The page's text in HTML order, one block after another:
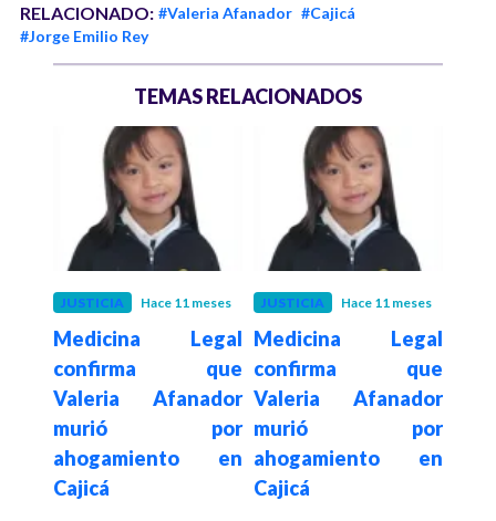
RELACIONADO: #Valeria Afanador #Cajicá
#Jorge Emilio Rey
TEMAS RELACIONADOS
JUSTICIA Hace 11 meses
Medicina Legal
confirma que
Valeria Afanador
murió por
ahogamiento en
Cajicá
JUSTICIA Hace 11 meses
Medicina Legal
confirma que
Valeria Afanador
murió por
ahogamiento en
Cajicá